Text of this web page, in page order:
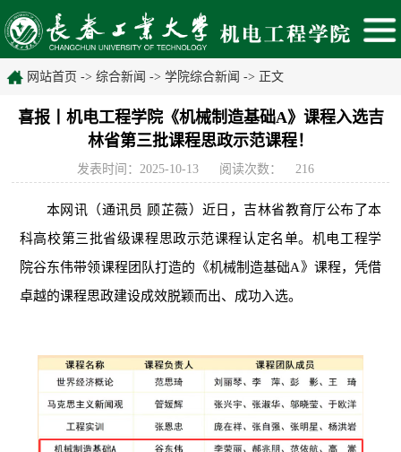
网站首页 -> 综合新闻 -> 学院综合新闻 -> 正文
喜报丨机电工程学院《机械制造基础A》课程入选吉
林省第三批课程思政示范课程！
发表时间：2025-10-13 阅读次数： 216
本网讯（通讯员 顾芷薇）近日，吉林省教育厅公布了本
科高校第三批省级课程思政示范课程认定名单。机电工程学
院谷东伟带领课程团队打造的 《机械制造基础A》课程，凭借
卓越的课程思政建设成效脱颖而出、成功入选。